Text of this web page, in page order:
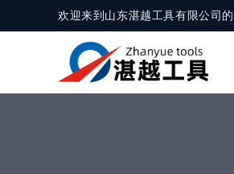
欢迎来到山东湛越工具有限公司